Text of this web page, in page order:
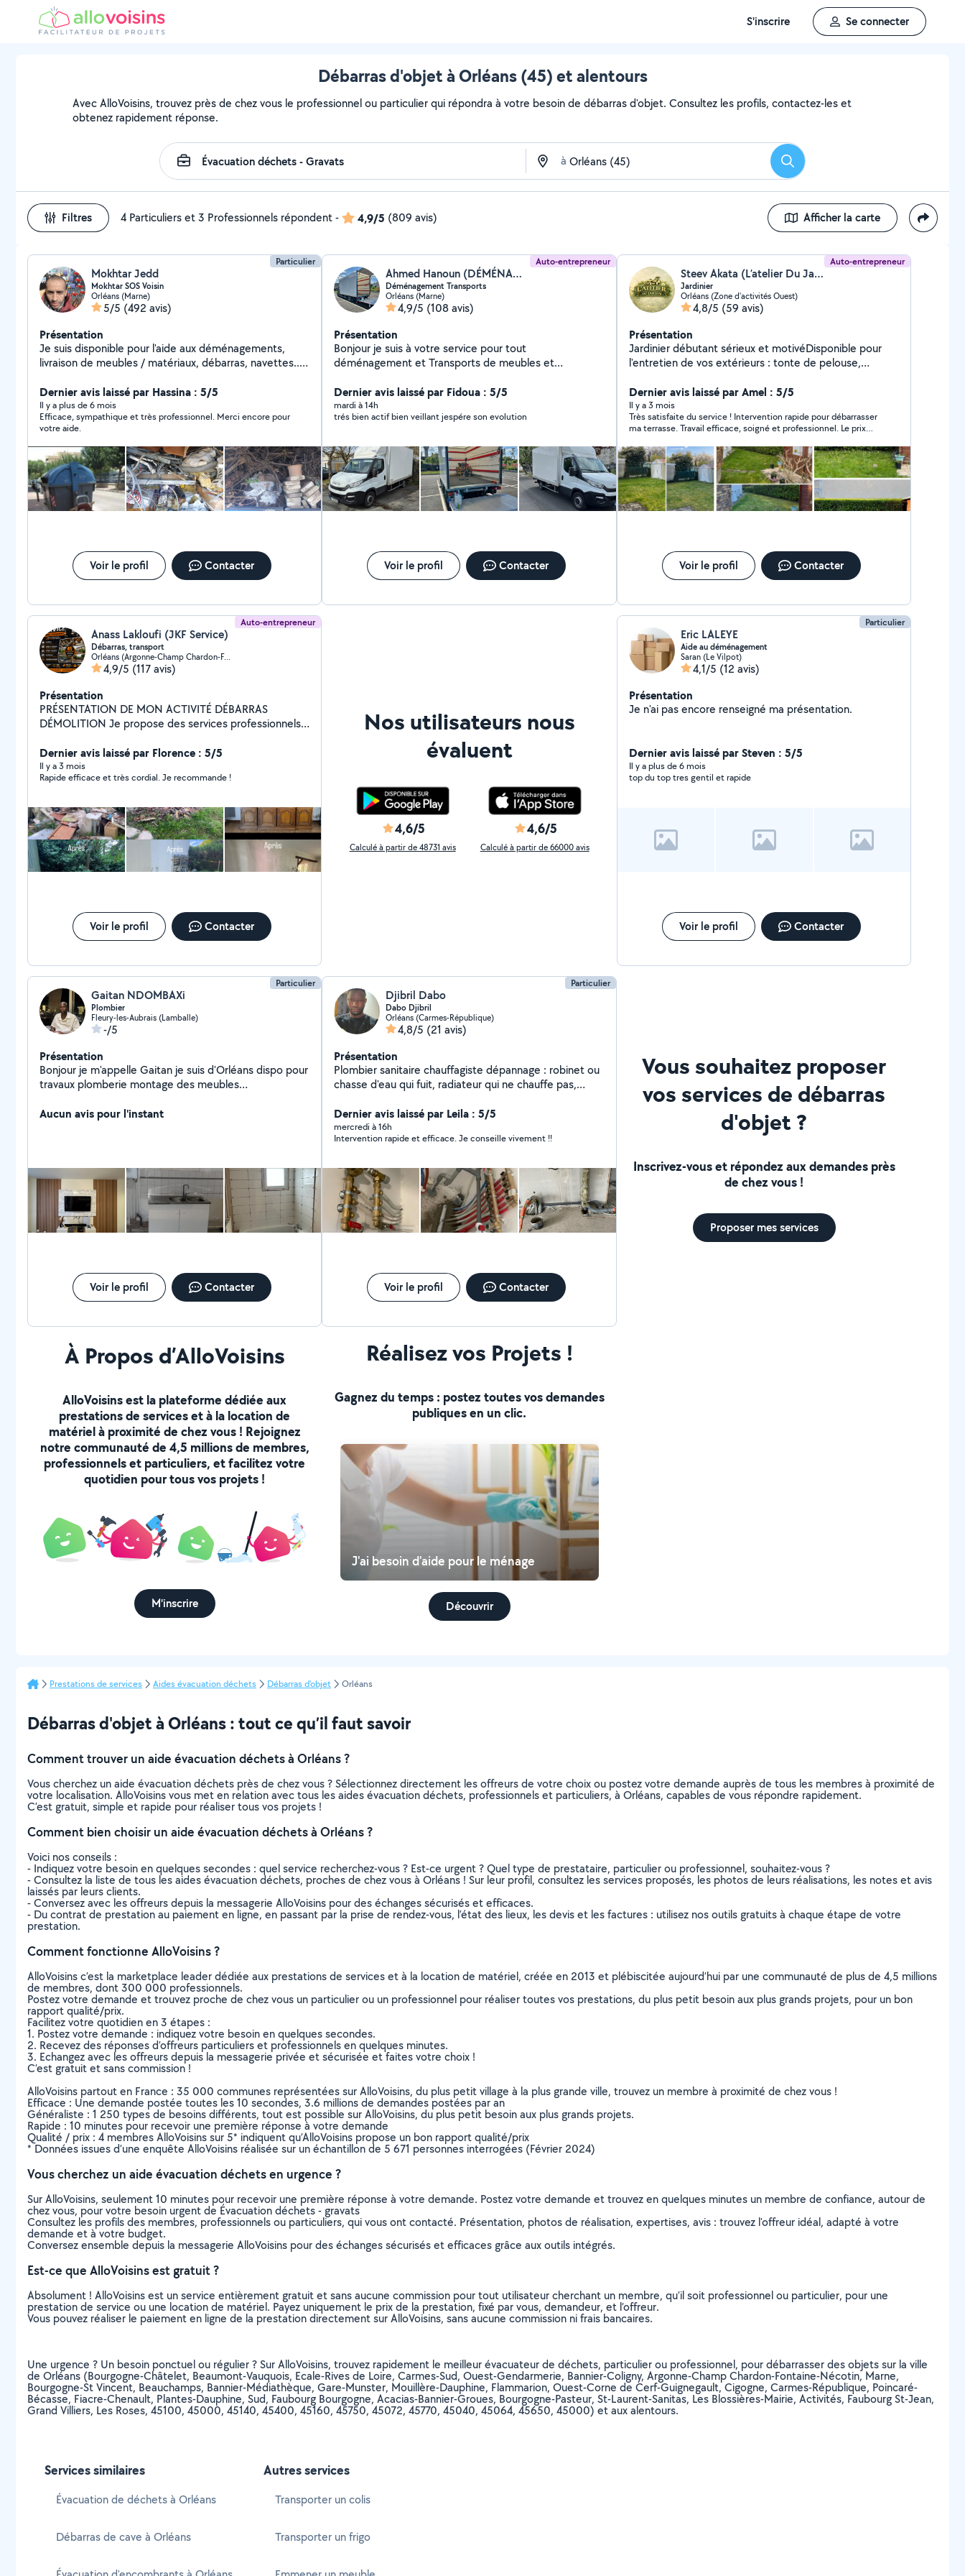
S'inscrire Se connecter
Débarras d'objet à Orléans (45) et alentours
Avec AlloVoisins, trouvez près de chez vous le professionnel ou particulier qui répondra à votre besoin de débarras d'objet. Consultez les profils, contactez-les et
obtenez rapidement réponse.
à Rechercher
Filtres 4 Particuliers et 3 Professionnels répondent- 4,9/5 (809 avis) Afficher la carte
Particulier
Mokhtar Jedd
Mokhtar SOS Voisin
Orléans (Marne)
5/5 (492 avis)
Présentation
Je suis disponible pour l'aide aux déménagements,
livraison de meubles / matériaux, débarras, navettes...
dans la bonne humeur :) N'hésitez surtout pas à me
faire part de vos besoins en m'appelant.
Dernier avis laissé par Hassina : 5/5
Il y a plus de 6 mois
Efficace, sympathique et très professionnel. Merci encore pour
votre aide.
Voir le profil Contacter
Auto-entrepreneur
Ahmed Hanoun (DÉMÉNAGEMENT SERVICE)
Déménagement Transports
Orléans (Marne)
4,9/5 (108 avis)
Présentation
Bonjour je suis à votre service pour tout
déménagement et Transports de meubles et
cher
Dernier avis laissé par Fidoua : 5/5
mardi à 14h
trés bien actif bien veillant jespére son evolution
Voir le profil Contacter
Auto-entrepreneur
Steev Akata (L’atelier Du Jardin)
Jardinier
Orléans (Zone d'activités Ouest)
4,8/5 (59 avis)
Présentation
Jardinier débutant sérieux et motivéDisponible pour
l'entretien de vos extérieurs : tonte de pelouse,
de jardinage. Soigneux, ponctuel et appliqué, je
m'adapte à vos besoins et reste ouvert à différentes
missions.
Dernier avis laissé par Amel : 5/5
Il y a 3 mois
Très satisfaite du service ! Intervention rapide pour débarrasser
ma terrasse. Travail efficace, soigné et professionnel. Le prix
hésiter pour leur disponibilité et leur sérieux.
Voir le profil Contacter
Auto-entrepreneur
Anass Lakloufi (JKF Service)
Débarras, transport
Orléans (Argonne-Champ Chardon-Fontaine-Nécotin)
4,9/5 (117 avis)
Présentation
PRÉSENTATION DE MON ACTIVITÉ DÉBARRAS
DÉMOLITION Je propose des services professionnels
débarras, de la démolition et du transport. Mon
objectif est simple : offrir un travail rapide, propre et
efficace, toujours avec des tarifs très avantageux. Je
PROFESSIONNELLE. Chaque travail est réalisé avec
attention et responsabilité afin de garantir la
satisfaction totale de mes clients.
Dernier avis laissé par Florence : 5/5
Il y a 3 mois
Rapide efficace et très cordial. Je recommande !
Voir le profil Contacter
Nos utilisateurs nous
évaluent
4,6/5
Calculé à partir de 48731 avis
4,6/5
Calculé à partir de 66000 avis
Particulier
Eric LALEYE
Aide au déménagement
Saran (Le Vilpot)
4,1/5 (12 avis)
Présentation
Je n'ai pas encore renseigné ma présentation.
Dernier avis laissé par Steven : 5/5
Il y a plus de 6 mois
top du top tres gentil et rapide
Voir le profil Contacter
Particulier
Gaitan NDOMBAXi
Plombier
Fleury-les-Aubrais (Lamballe)
-/5
Présentation
Bonjour je m'appelle Gaitan je suis d'Orléans dispo pour
travaux plomberie montage des meubles
sérieux et ponctuel
Aucun avis pour l'instant
Voir le profil Contacter
Particulier
Djibril Dabo
Dabo Djibril
Orléans (Carmes-République)
4,8/5 (21 avis)
Présentation
Plombier sanitaire chauffagiste dépannage : robinet ou
chasse d'eau qui fuit, radiateur qui ne chauffe pas,
électrique débouchage , installation toilettes, lavabo,
évier, douche, bain: chaudière, radiateur »
Dernier avis laissé par Leila : 5/5
mercredi à 16h
Intervention rapide et efficace. Je conseille vivement !!
Voir le profil Contacter
Vous souhaitez proposer
vos services de débarras
d'objet ?
Inscrivez-vous et répondez aux demandes près
de chez vous !
Proposer mes services
À Propos d’AlloVoisins
AlloVoisins est la plateforme dédiée aux
prestations de services et à la location de
matériel à proximité de chez vous ! Rejoignez
notre communauté de 4,5 millions de membres,
professionnels et particuliers, et facilitez votre
quotidien pour tous vos projets !
M'inscrire
Réalisez vos Projets !
Gagnez du temps : postez toutes vos demandes
publiques en un clic.
J'ai besoin d'aide pour le ménage
Découvrir
Prestations de services Aides évacuation déchets Débarras d'objet Orléans
Débarras d'objet à Orléans : tout ce qu’il faut savoir
Comment trouver un aide évacuation déchets à Orléans ?
Vous cherchez un aide évacuation déchets près de chez vous ? Sélectionnez directement les offreurs de votre choix ou postez votre demande auprès de tous les membres à proximité de
votre localisation. AlloVoisins vous met en relation avec tous les aides évacuation déchets, professionnels et particuliers, à Orléans, capables de vous répondre rapidement.
C’est gratuit, simple et rapide pour réaliser tous vos projets !
Comment bien choisir un aide évacuation déchets à Orléans ?
Voici nos conseils :
- Indiquez votre besoin en quelques secondes : quel service recherchez-vous ? Est-ce urgent ? Quel type de prestataire, particulier ou professionnel, souhaitez-vous ?
- Consultez la liste de tous les aides évacuation déchets, proches de chez vous à Orléans ! Sur leur profil, consultez les services proposés, les photos de leurs réalisations, les notes et avis
laissés par leurs clients.
- Conversez avec les offreurs depuis la messagerie AlloVoisins pour des échanges sécurisés et efficaces.
- Du contrat de prestation au paiement en ligne, en passant par la prise de rendez-vous, l’état des lieux, les devis et les factures : utilisez nos outils gratuits à chaque étape de votre
prestation.
Comment fonctionne AlloVoisins ?
AlloVoisins c’est la marketplace leader dédiée aux prestations de services et à la location de matériel, créée en 2013 et plébiscitée aujourd’hui par une communauté de plus de 4,5 millions
de membres, dont 300 000 professionnels.
Postez votre demande et trouvez proche de chez vous un particulier ou un professionnel pour réaliser toutes vos prestations, du plus petit besoin aux plus grands projets, pour un bon
rapport qualité/prix.
Facilitez votre quotidien en 3 étapes :
1. Postez votre demande : indiquez votre besoin en quelques secondes.
2. Recevez des réponses d’offreurs particuliers et professionnels en quelques minutes.
3. Echangez avec les offreurs depuis la messagerie privée et sécurisée et faites votre choix !
C’est gratuit et sans commission !
AlloVoisins partout en France : 35 000 communes représentées sur AlloVoisins, du plus petit village à la plus grande ville, trouvez un membre à proximité de chez vous !
Efficace : Une demande postée toutes les 10 secondes, 3.6 millions de demandes postées par an
Généraliste : 1 250 types de besoins différents, tout est possible sur AlloVoisins, du plus petit besoin aux plus grands projets.
Rapide : 10 minutes pour recevoir une première réponse à votre demande
Qualité / prix : 4 membres AlloVoisins sur 5* indiquent qu’AlloVoisins propose un bon rapport qualité/prix
* Données issues d’une enquête AlloVoisins réalisée sur un échantillon de 5 671 personnes interrogées (Février 2024)
Vous cherchez un aide évacuation déchets en urgence ?
Sur AlloVoisins, seulement 10 minutes pour recevoir une première réponse à votre demande. Postez votre demande et trouvez en quelques minutes un membre de confiance, autour de
chez vous, pour votre besoin urgent de Évacuation déchets - gravats
Consultez les profils des membres, professionnels ou particuliers, qui vous ont contacté. Présentation, photos de réalisation, expertises, avis : trouvez l'offreur idéal, adapté à votre
demande et à votre budget.
Conversez ensemble depuis la messagerie AlloVoisins pour des échanges sécurisés et efficaces grâce aux outils intégrés.
Est-ce que AlloVoisins est gratuit ?
Absolument ! AlloVoisins est un service entièrement gratuit et sans aucune commission pour tout utilisateur cherchant un membre, qu’il soit professionnel ou particulier, pour une
prestation de service ou une location de matériel. Payez uniquement le prix de la prestation, fixé par vous, demandeur, et l’offreur.
Vous pouvez réaliser le paiement en ligne de la prestation directement sur AlloVoisins, sans aucune commission ni frais bancaires.
Une urgence ? Un besoin ponctuel ou régulier ? Sur AlloVoisins, trouvez rapidement le meilleur évacuateur de déchets, particulier ou professionnel, pour débarrasser des objets sur la ville
de Orléans (Bourgogne-Châtelet, Beaumont-Vauquois, Ecale-Rives de Loire, Carmes-Sud, Ouest-Gendarmerie, Bannier-Coligny, Argonne-Champ Chardon-Fontaine-Nécotin, Marne,
Bourgogne-St Vincent, Beauchamps, Bannier-Médiathèque, Gare-Munster, Mouillère-Dauphine, Flammarion, Ouest-Corne de Cerf-Guignegault, Cigogne, Carmes-République, Poincaré-
Bécasse, Fiacre-Chenault, Plantes-Dauphine, Sud, Faubourg Bourgogne, Acacias-Bannier-Groues, Bourgogne-Pasteur, St-Laurent-Sanitas, Les Blossières-Mairie, Activités, Faubourg St-Jean,
Grand Villiers, Les Roses, 45100, 45000, 45140, 45400, 45160, 45750, 45072, 45770, 45040, 45064, 45650, 45000) et aux alentours.
Services similaires
Évacuation de déchets à Orléans
Débarras de cave à Orléans
Autres services
Transporter un colis
Transporter un frigo